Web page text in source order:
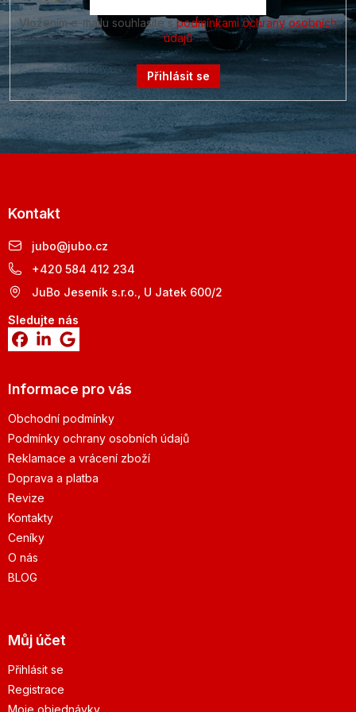
Vložením e-mailu souhlasíte spodmínkami ochrany osobních
údajů
Přihlásit se
Kontakt
jubo@jubo.cz
+420 584 412 234
JuBo Jeseník s.r.o., U Jatek 600/2
Sledujte nás
Informace pro vás
Obchodní podmínky
Podmínky ochrany osobních údajů
Reklamace a vrácení zboží
Doprava a platba
Revize
Kontakty
Ceníky
O nás
BLOG
Můj účet
Přihlásit se
Registrace